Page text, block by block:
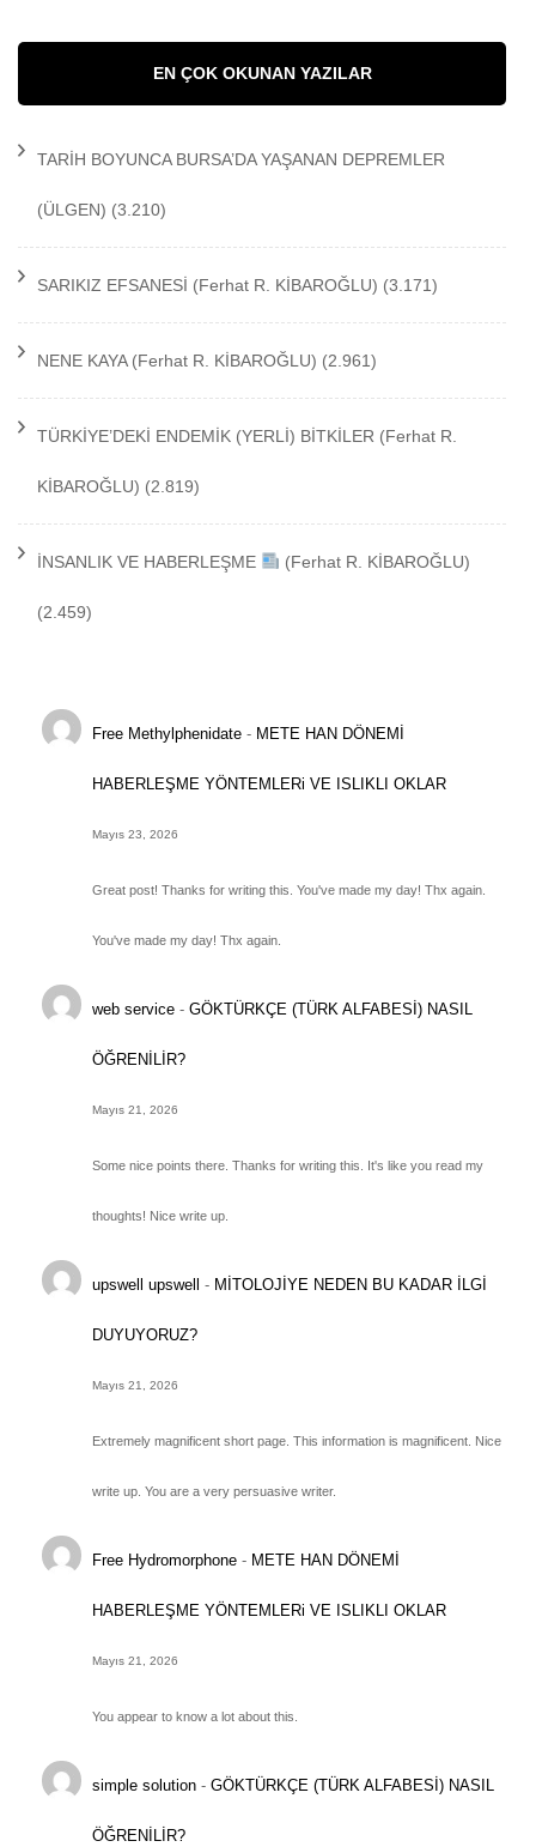
EN ÇOK OKUNAN YAZILAR
TARİH BOYUNCA BURSA’DA YAŞANAN DEPREMLER
(ÜLGEN) (3.210)
SARIKIZ EFSANESİ (Ferhat R. KİBAROĞLU) (3.171)
NENE KAYA (Ferhat R. KİBAROĞLU) (2.961)
TÜRKİYE’DEKİ ENDEMİK (YERLİ) BİTKİLER (Ferhat R.
KİBAROĞLU) (2.819)
İNSANLIK VE HABERLEŞME (Ferhat R. KİBAROĞLU)
(2.459)
Free Methylphenidate - METE HAN DÖNEMİ
HABERLEŞME YÖNTEMLERi VE ISLIKLI OKLAR
Mayıs 23, 2026
Great post! Thanks for writing this. You've made my day! Thx again.
You've made my day! Thx again.
web service -GÖKTÜRKÇE (TÜRK ALFABESİ) NASIL
ÖĞRENİLİR?
Mayıs 21, 2026
Some nice points there. Thanks for writing this. It's like you read my
thoughts! Nice write up.
upswell upswell - MİTOLOJİYE NEDEN BU KADAR İLGİ
DUYUYORUZ?
Mayıs 21, 2026
Extremely magnificent short page. This information is magnificent. Nice
write up. You are a very persuasive writer.
Free Hydromorphone - METE HAN DÖNEMİ
HABERLEŞME YÖNTEMLERi VE ISLIKLI OKLAR
Mayıs 21, 2026
You appear to know a lot about this.
simple solution -GÖKTÜRKÇE (TÜRK ALFABESİ) NASIL
ÖĞRENİLİR?